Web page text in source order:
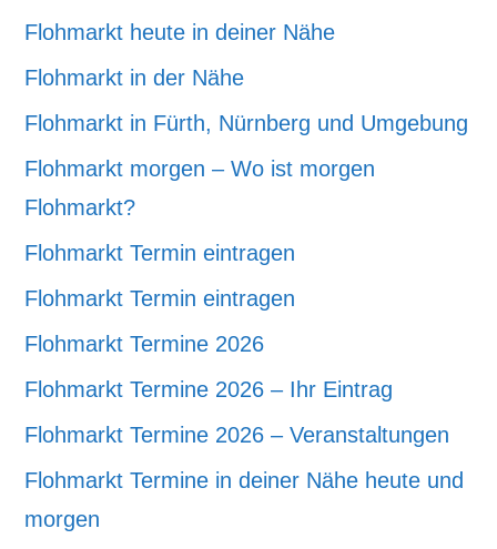
Flohmarkt heute in deiner Nähe
Flohmarkt in der Nähe
Flohmarkt in Fürth, Nürnberg und Umgebung
Flohmarkt morgen – Wo ist morgen
Flohmarkt?
Flohmarkt Termin eintragen
Flohmarkt Termin eintragen
Flohmarkt Termine 2026
Flohmarkt Termine 2026 – Ihr Eintrag
Flohmarkt Termine 2026 – Veranstaltungen
Flohmarkt Termine in deiner Nähe heute und
morgen